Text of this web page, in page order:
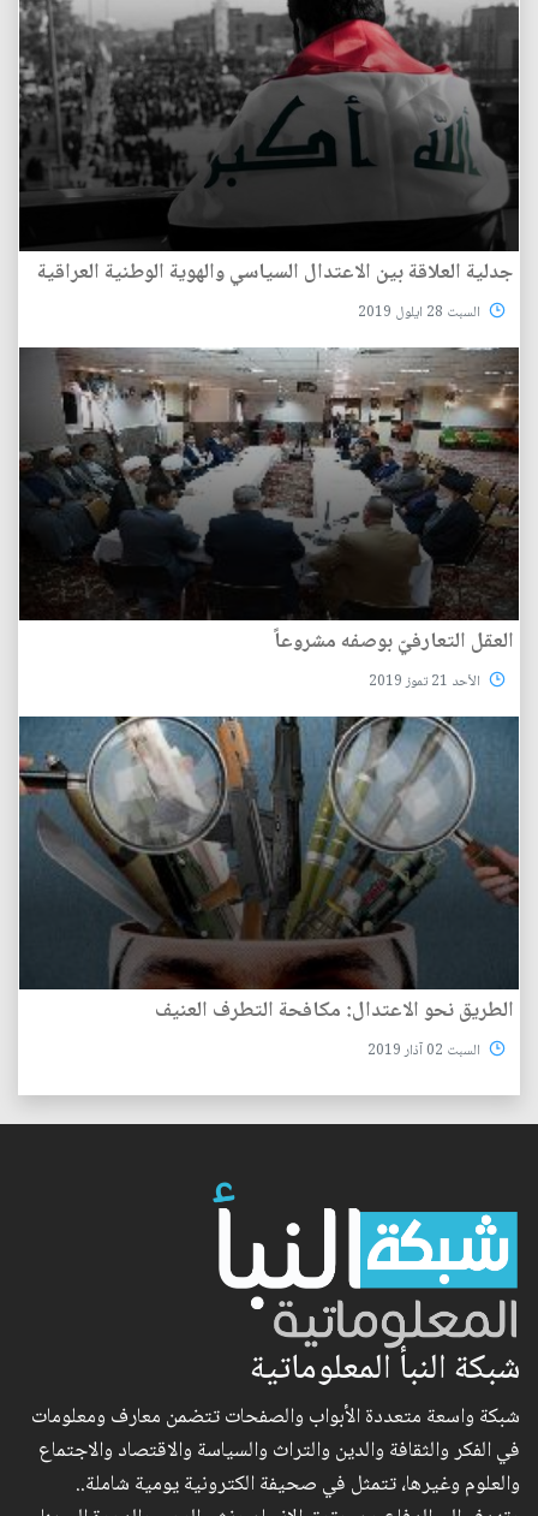
جدلية العلاقة بين الاعتدال السياسي والهوية الوطنية العراقية
السبت 28 ايلول 2019
العقل التعارفيّ بوصفه مشروعاً
الأحد 21 تموز 2019
الطريق نحو الاعتدال: مكافحة التطرف العنيف
السبت 02 آذار 2019
شبكة النبأ المعلوماتية
شبكة واسعة متعددة الأبواب والصفحات تتضمن معارف ومعلومات
في الفكر والثقافة والدين والتراث والسياسة والاقتصاد والاجتماع
والعلوم وغيرها، تتمثل في صحيفة الكترونية يومية شاملة..